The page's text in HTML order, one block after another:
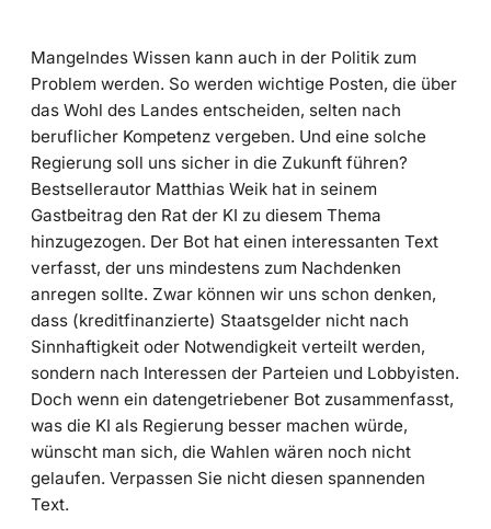
Mangelndes Wissen kann auch in der Politik zum
Problem werden. So werden wichtige Posten, die über
das Wohl des Landes entscheiden, selten nach
beruflicher Kompetenz vergeben. Und eine solche
Regierung soll uns sicher in die Zukunft führen?
Bestsellerautor Matthias Weik hat in seinem
Gastbeitrag den Rat der KI zu diesem Thema
hinzugezogen. Der Bot hat einen interessanten Text
verfasst, der uns mindestens zum Nachdenken
anregen sollte. Zwar können wir uns schon denken,
dass (kreditfinanzierte) Staatsgelder nicht nach
Sinnhaftigkeit oder Notwendigkeit verteilt werden,
sondern nach Interessen der Parteien und Lobbyisten.
Doch wenn ein datengetriebener Bot zusammenfasst,
was die KI als Regierung besser machen würde,
wünscht man sich, die Wahlen wären noch nicht
gelaufen. Verpassen Sie nicht diesen spannenden
Text.